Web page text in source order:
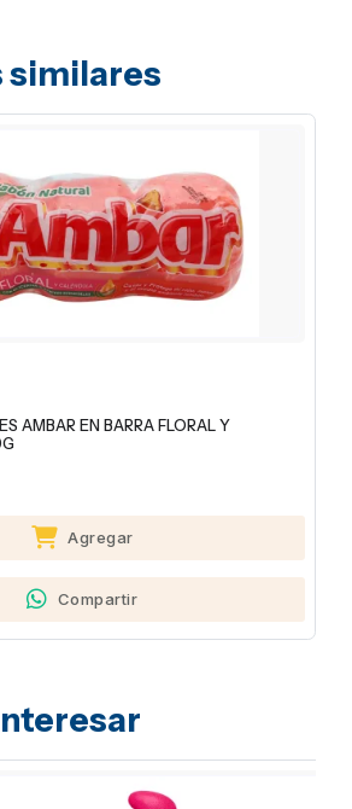
similares
AMBAR EN BARRA FLORAL Y
Agregar
Compartir